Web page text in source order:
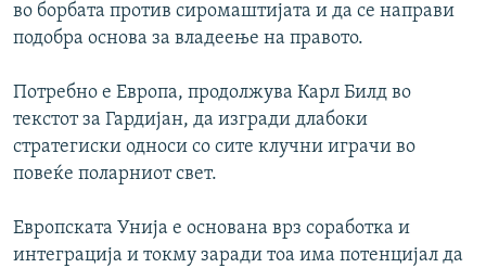
во борбата против сиромаштијата и да се направи
подобра основа за владеење на правото.
Потребно е Европа, продолжува Карл Билд во
текстот за Гардијан, да изгради длабоки
стратегиски односи со сите клучни играчи во
повеќе поларниот свет.
Европската Унија е основана врз соработка и
интеграција и токму заради тоа има потенцијал да